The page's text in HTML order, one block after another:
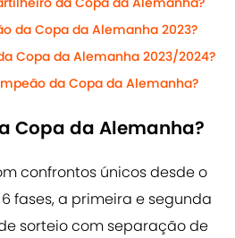
da Copa da Alemanha 2023?
Copa da Alemanha 2023/2024?
da Copa da Alemanha?
Copa da Alemanha?
confrontos únicos desde o
fases, a primeira e segunda
sorteio com separação de